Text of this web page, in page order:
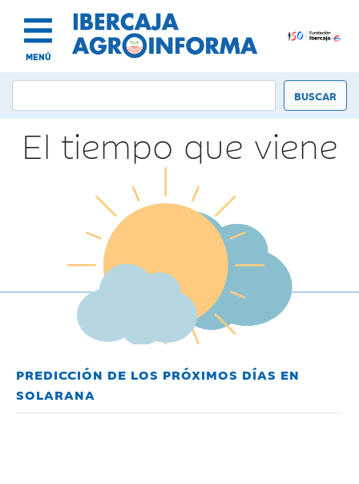
MENÚ
El tiempo que viene
PREDICCIÓN DE LOS PRÓXIMOS DÍAS EN
SOLARANA